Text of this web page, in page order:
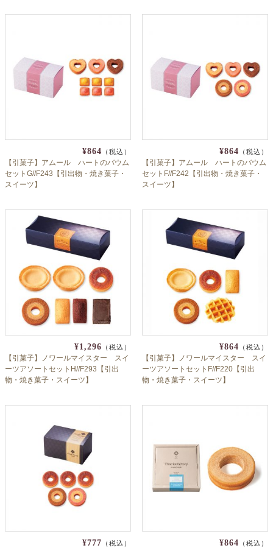
¥864 （税込）
【引菓子】アムール ハートのバウム
セットG//F243【引出物・焼き菓子・
スイーツ】
¥864 （税込）
【引菓子】アムール ハートのバウム
セットF//F242【引出物・焼き菓子・
スイーツ】
¥1,296 （税込）
【引菓子】ノワールマイスター スイ
ーツアソートセットH//F293【引出
物・焼き菓子・スイーツ】
¥864 （税込）
【引菓子】ノワールマイスター スイ
ーツアソートセットF//F220【引出
物・焼き菓子・スイーツ】
¥777 （税込） ¥864 （税込）